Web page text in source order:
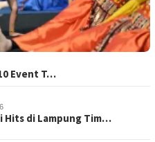
Event T…
Hits di Lampung Tim…